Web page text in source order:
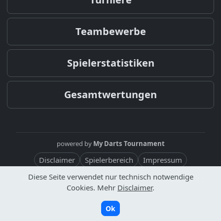
Teambewerbe
Spielerstatistiken
Gesamtwertungen
powered by My Darts Tournament
Disclaimer Spielerbereich Impressum
Version: 2.2.1
Diese Seite verwendet nur technisch notwendige
Cookies. Mehr Disclaimer.
Ok